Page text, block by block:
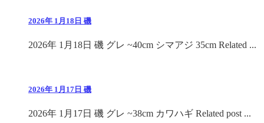
2026年 1月18日 磯
2026年 1月18日 磯 グレ ~40cm シマアジ 35cm Related ...
2026年 1月17日 磯
2026年 1月17日 磯 グレ ~38cm カワハギ Related post ...